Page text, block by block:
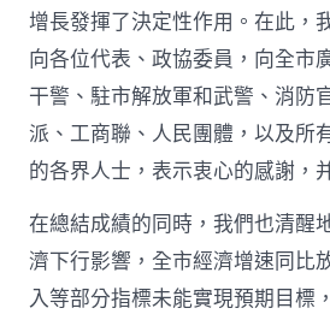
增長發揮了決定性作用。在此，
向各位代表、政協委員，向全市
干警、駐市解放軍和武警、消防
派、工商聯、人民團體，以及所
的各界人士，表示衷心的感謝，
在總結成績的同時，我們也清醒
濟下行影響，全市經濟增速同比
入等部分指標未能實現預期目標